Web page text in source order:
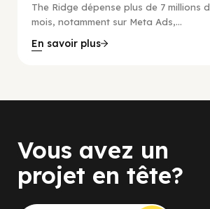
The Ridge dépense plus de 7 millions
mois, notamment sur Meta Ads,...
En savoir plus
Vous avez un
projet en tête?